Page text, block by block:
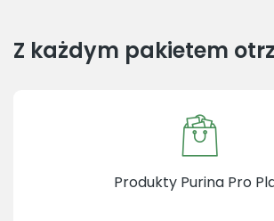
Z każdym pakietem
Produkty Purina Pro